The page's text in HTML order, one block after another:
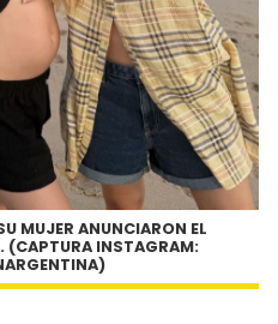
MUJER ANUNCIARON EL
(CAPTURA INSTAGRAM: